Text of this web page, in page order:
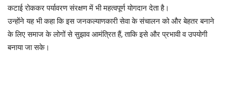
कटाई रोककर पर्यावरण संरक्षण में भी महत्वपूर्ण योगदान देता है।
उन्होंने यह भी कहा कि इस जनकल्याणकारी सेवा के संचालन को और बेहतर बनाने
के लिए समाज के लोगों से सुझाव आमंत्रित हैं, ताकि इसे और प्रभावी व उपयोगी
बनाया जा सके।